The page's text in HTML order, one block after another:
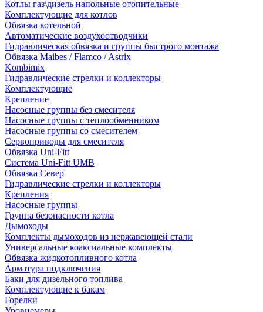
Котлы газ\дизель напольные отопительные
Комплектующие для котлов
Обвязка котельной
Автоматические воздухоотводчики
Гидравлическая обвязка и группы быстрого монтажа
Обвязка Maibes / Flamco / Astrix
Kombimix
Гидравлические стрелки и коллекторы
Комплектующие
Крепление
Насосные группы без смесителя
Насосные группы с теплообменником
Насосные группы со смесителем
Сервоприводы для смесителя
Обвязка Uni-Fitt
Система Uni-Fitt UMB
Обвязка Север
Гидравлические стрелки и коллекторы
Крепления
Насосные группы
Группа безопасности котла
Дымоходы
Комплекты дымоходов из нержавеющей стали
Универсальные коаксиальные комплекты
Обвязка жидкотопливного котла
Арматура подключения
Баки для дизельного топлива
Комплектующие к бакам
Горелки